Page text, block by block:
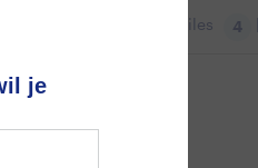
je
Files 4